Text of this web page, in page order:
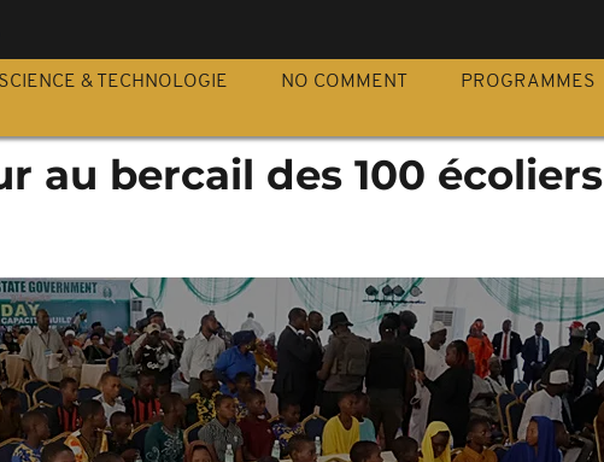
SCIENCE & TECHNOLOGIE NO COMMENT PROGRAMMES
au bercail des 100 écoliers